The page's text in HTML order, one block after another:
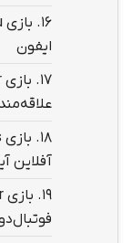
16.
ایفون
17.
18.
آفلاین
19.